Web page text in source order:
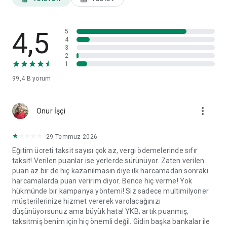
World Mobil'i yorumlarınız doğrultusunda geliştirmeye devam
edeceğiz.
4,5
99,4 B yorum
5
4
3
2
1
Onur İşçi more_vert
29 Temmuz 2026
Eğitim ücreti taksit sayısı çok az, vergi ödemelerinde sıfır
taksit! Verilen puanlar ise yerlerde sürünüyor. Zaten verilen
puan az bir de hiç kazanılmasın diye ilk harcamadan sonraki
harcamalarda puan veririm diyor. Bence hiç verme! Yok
hükmünde bir kampanya yöntemi! Siz sadece multimilyoner
müşterilerinize hizmet vererek varolacağınızı
düşünüyorsunuz ama büyük hata! YKB; artık puanmış,
taksitmiş benim için hiç önemli değil. Gidin başka bankalar ile